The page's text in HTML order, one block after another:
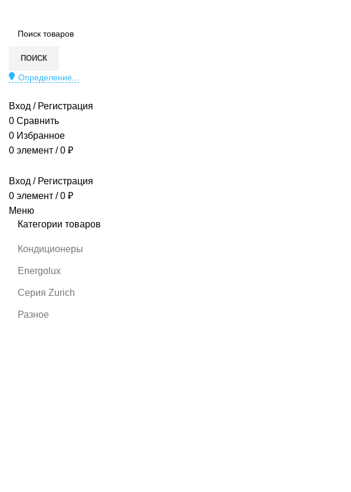
ПОИСК
Определение...
Вход / Регистрация
0 Сравнить
0 Избранное
0 элемент / 0 ₽
Вход / Регистрация
0 элемент / 0 ₽
Меню
Категории товаров
Кондиционеры
Energolux
Серия Zurich
Разное